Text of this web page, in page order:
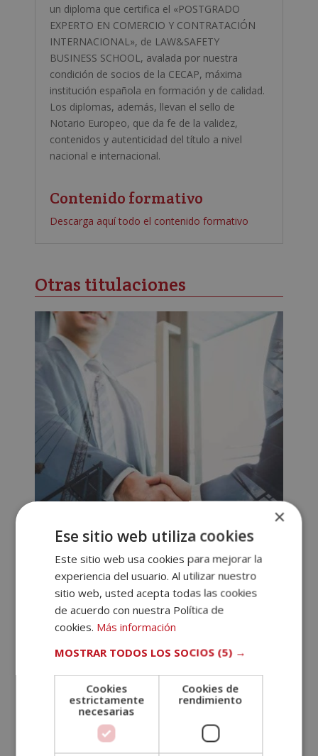
un diploma que certifica el «POSTGRADO
EXPERTO EN COMERCIO Y CONTRATACIÓN
INTERNACIONAL», de LAW&SAFETY
BUSINESS SCHOOL , avalada por nuestra
condición de socios de la CECAP, máxima
institución española en formación y de calidad.
Los diplomas, además, llevan el sello de
Notario Europeo, que da fe de la validez,
contenidos y autenticidad del título a nivel
nacional e internacional.
Contenido formativo
Descarga aquí todo el contenido formativo
Otras titulaciones
Postgrado experto en Cooperación
Internacional
990,00€
El
original
era:
990,00€.
495,00€El
actual
es:
×
Ese sitio web utiliza cookies
Este sitio web usa cookies para mejorar la
experiencia del usuario. Al utilizar nuestro
sitio web, usted acepta todas las cookies
de acuerdo con nuestra Política de
cookies. Más información
MOSTRAR TODOS LOS SOCIOS (5) →
Cookies
estrictamente
necesarias
Cookies de
rendimiento